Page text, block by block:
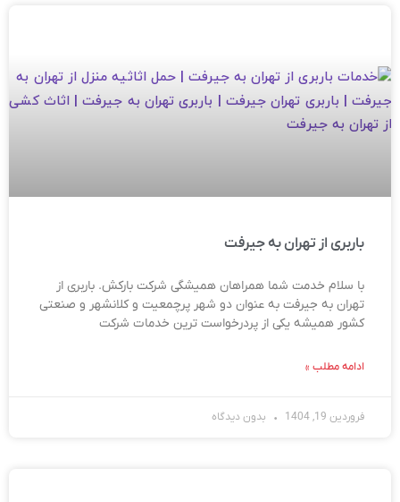
باربری از تهران به جیرفت
با سلام خدمت شما همراهان همیشگی شرکت بارکش. باربری از
تهران به جیرفت به عنوان دو شهر پرچمعیت و کلانشهر و صنعتی
کشور همیشه یکی از پردرخواست ترین خدمات شرکت
ادامه مطلب »
فروردین 19, 1404 بدون دیدگاه